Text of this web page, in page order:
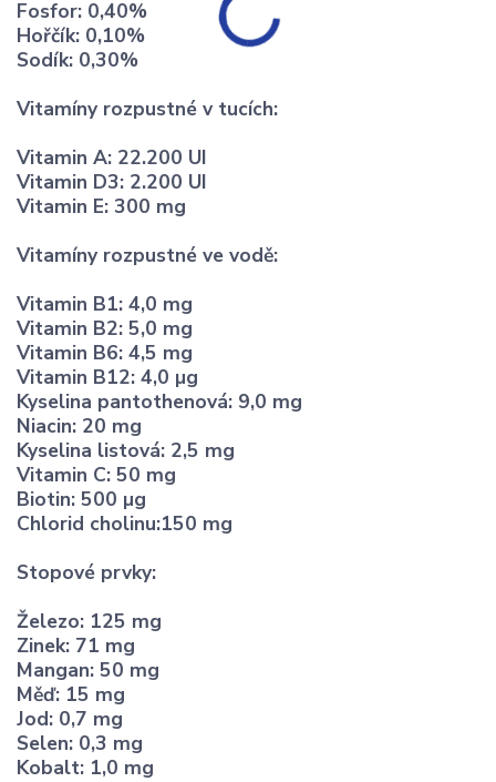
Fosfor: 0,40%
Hořčík: 0,10%
Sodík: 0,30%
Vitamíny rozpustné v tucích:
Vitamin A: 22.200 UI
Vitamin D3: 2.200 UI
Vitamin E: 300 mg
Vitamíny rozpustné ve vodě:
Vitamin B1: 4,0 mg
Vitamin B2: 5,0 mg
Vitamin B6: 4,5 mg
Vitamin B12: 4,0 µg
Kyselina pantothenová: 9,0 mg
Niacin: 20 mg
Kyselina listová: 2,5 mg
Vitamin C: 50 mg
Biotin: 500 µg
Chlorid cholinu:150 mg
Stopové prvky:
Železo: 125 mg
Zinek: 71 mg
Mangan: 50 mg
Měď: 15 mg
Jod: 0,7 mg
Selen: 0,3 mg
Kobalt: 1,0 mg